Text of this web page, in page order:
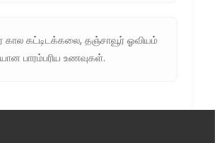
கால கட்டிடக்கலை, தஞ்சாவூர் ஓவியம்
பாரம்பரிய உணவுகள்.